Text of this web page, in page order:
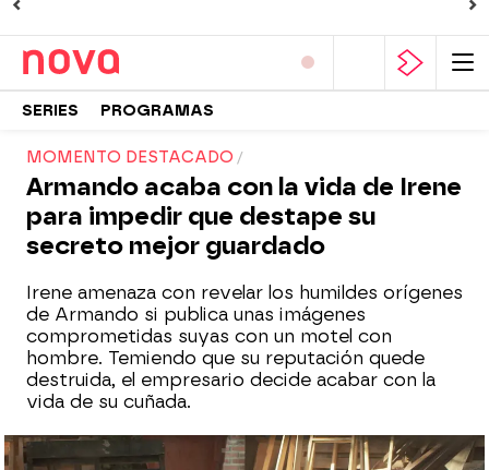
SERIES PROGRAMAS
MOMENTO DESTACADO
Armando acaba con la vida de Irene
para impedir que destape su
secreto mejor guardado
Irene amenaza con revelar los humildes orígenes
de Armando si publica unas imágenes
comprometidas suyas con un motel con
hombre. Temiendo que su reputación quede
destruida, el empresario decide acabar con la
vida de su cuñada.